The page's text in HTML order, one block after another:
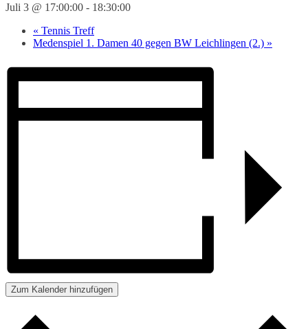
Juli 3 @ 17:00:00 - 18:30:00
« Tennis Treff
Medenspiel 1. Damen 40 gegen BW Leichlingen (2.) »
Zum Kalender hinzufügen